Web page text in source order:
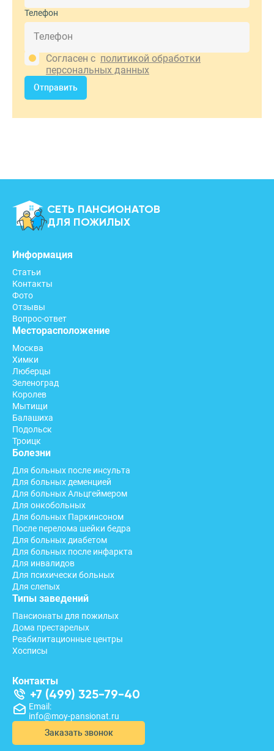
Телефон
Согласен с политикой обработки
персональных данных
Отправить
СЕТЬ ПАНСИОНАТОВ
ДЛЯ ПОЖИЛЫХ
Информация
Статьи
Контакты
Фото
Отзывы
Вопрос-ответ
Месторасположение
Москва
Химки
Люберцы
Зеленоград
Королев
Мытищи
Балашиха
Подольск
Троицк
Болезни
Для больных после инсульта
Для больных деменцией
Для больных Альцгеймером
Для онкобольных
Для больных Паркинсоном
После перелома шейки бедра
Для больных диабетом
Для больных после инфаркта
Для инвалидов
Для психически больных
Для слепых
Типы заведений
Пансионаты для пожилых
Дома престарелых
Реабилитационные центры
Хосписы
Контакты
+7 (499) 325-79-40
Email:
info@moy-pansionat.ru
Заказать звонок